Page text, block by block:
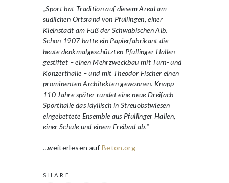
„Sport hat Tradition auf diesem Areal am
südlichen Ortsrand von Pfullingen, einer
Kleinstadt am Fuß der Schwäbischen Alb.
Schon 1907 hatte ein Papierfabrikant die
heute denkmalgeschützten Pfullinger Hallen
gestiftet – einen Mehrzweckbau mit Turn- und
Konzerthalle – und mit Theodor Fischer einen
prominenten Architekten gewonnen. Knapp
110 Jahre später rundet eine neue Dreifach-
Sporthalle das idyllisch in Streuobstwiesen
eingebettete Ensemble aus Pfullinger Hallen,
einer Schule und einem Freibad ab.“
…weiterlesen auf Beton.org
SHARE